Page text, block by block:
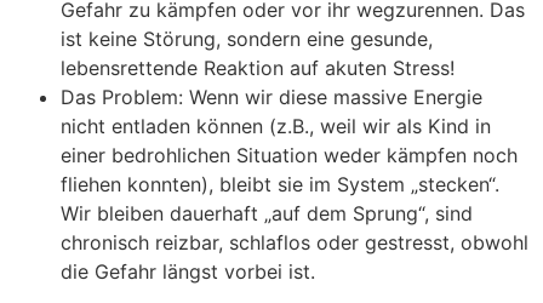
Gefahr zu kämpfen oder vor ihr wegzurennen. Das
ist keine Störung, sondern eine gesunde,
lebensrettende Reaktion auf akuten Stress!
Das Problem: Wenn wir diese massive Energie
nicht entladen können (z.B., weil wir als Kind in
einer bedrohlichen Situation weder kämpfen noch
fliehen konnten), bleibt sie im System „stecken“.
Wir bleiben dauerhaft „auf dem Sprung“, sind
chronisch reizbar, schlaflos oder gestresst, obwohl
die Gefahr längst vorbei ist.